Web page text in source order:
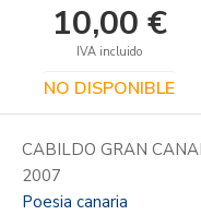
10,00 €
IVA incluido
NO DISPONIBLE
CABILDO GRAN
2007
Poesia canaria